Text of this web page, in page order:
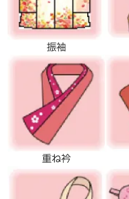
振袖
重ね衿